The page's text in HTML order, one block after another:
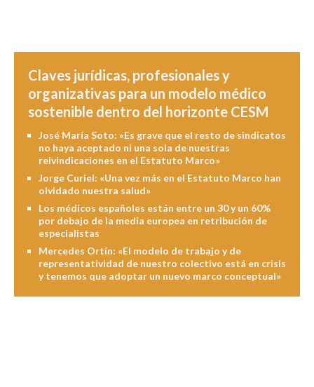
Claves jurídicas, profesionales y
organizativas para un modelo médico
sostenible dentro del horizonte CESM
José María Soto: «Es grave que el resto de sindicatos
no haya aceptado ni una sola de nuestras
reivindicaciones en el Estatuto Marco»
Jorge Curiel: «Una vez más en el Estatuto Marco han
olvidado nuestra salud»
Los médicos españoles están entre un 30 y un 60%
por debajo de la media europea en retribución de
especialistas
Mercedes Ortín: «El modelo de trabajo y de
representatividad de nuestro colectivo está en crisis
y tenemos que adoptar un nuevo marco conceptual»